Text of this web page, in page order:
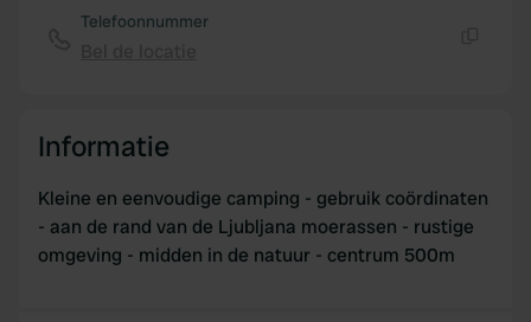
of their services.
Telefoonnummer
Informatie
Kleine en eenvoudige camping - gebruik coördinaten
- aan de rand van de Ljubljana moerassen - rustige
omgeving - midden in de natuur - centrum 500m